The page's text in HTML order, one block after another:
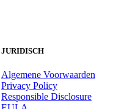
JURIDISCH
Algemene Voorwaarden
Privacy Policy
Responsible Disclosure